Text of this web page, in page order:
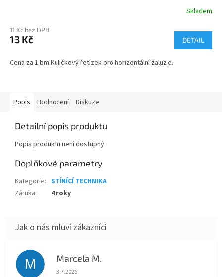
Skladem
11 Kč bez DPH
13 Kč DETAIL
Cena za 1 bm Kuličkový řetízek pro horizontální žaluzie.
Popis Hodnocení Diskuze
Detailní popis produktu
Popis produktu není dostupný
Doplňkové parametry
Kategorie: STÍNÍCÍ TECHNIKA
Záruka: 4 roky
M Marcela M.
Hodnocení obchodu je 5 z 5 hvězdiček.
3.7.2026